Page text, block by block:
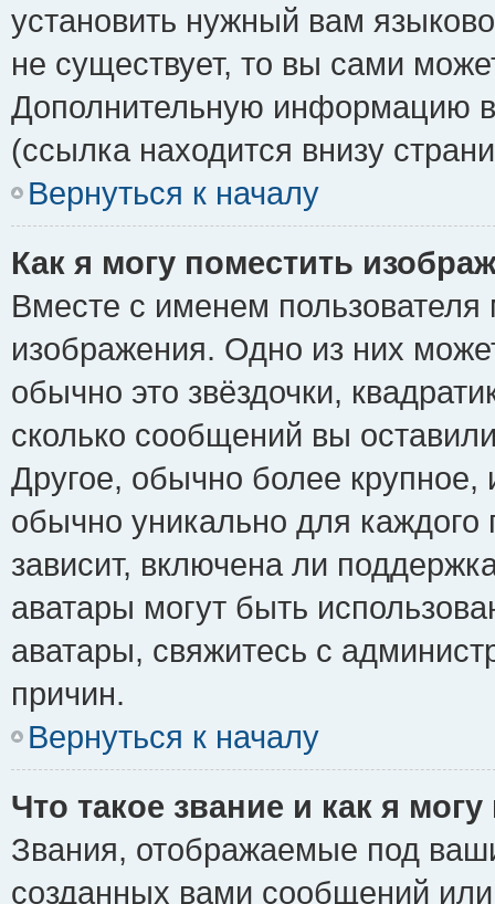
установить нужный вам
не существует, то вы сами
Дополнительную информацию
(ссылка находится внизу
Вернуться к началу
Как я могу поместить
Вместе с именем пользователя
изображения. Одно из них
обычно это звёздочки,
сколько сообщений вы
Другое, обычно более крупное,
обычно уникально для каждого
зависит, включена ли
аватары могут быть
аватары, свяжитесь с
причин.
Вернуться к началу
Что такое звание и как я
Звания, отображаемые под
созданных вами сообщений